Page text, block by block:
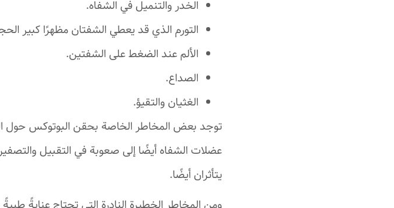
الخدر والتنميل في الشفاه.
التورم الذي قد يعطي الشفتان مظهرًا كبير
الألم عند الضغط على الشفتين.
الصداع.
الغثيان والتقيؤ.
توجد بعض المخاطر الخاصة بحقن البوتوكس حول
عضلات الشفاه أيضًا إلى صعوبة في التقبيل
يتأثران أيضًا.